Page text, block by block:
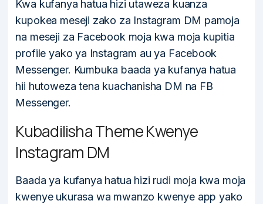
Kwa kufanya hatua hizi utaweza kuanza
kupokea meseji zako za Instagram DM pamoja
na meseji za Facebook moja kwa moja kupitia
profile yako ya Instagram au ya Facebook
Messenger. Kumbuka baada ya kufanya hatua
hii hutoweza tena kuachanisha DM na FB
Messenger.
Kubadilisha Theme Kwenye
Instagram DM
Baada ya kufanya hatua hizi rudi moja kwa moja
kwenye ukurasa wa mwanzo kwenye app yako